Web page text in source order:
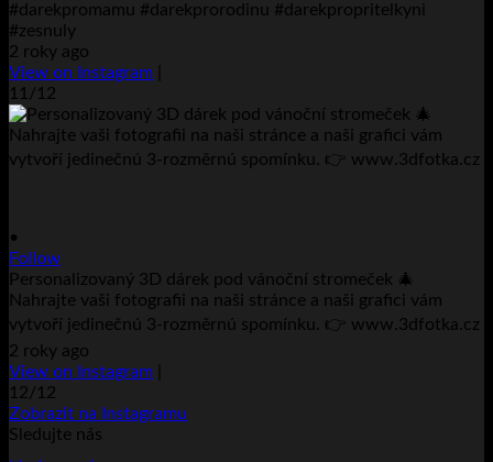
#darekpromamu #darekprorodinu #darekpropritelkyni
#zesnuly
2 roky ago
View on Instagram
11/12
•
Follow
Personalizovaný 3D dárek pod vánoční stromeček 🎄
Nahrajte vaši fotografii na naši stránce a naši grafici vám
vytvoří jedinečnú 3-rozměrnú spomínku. 👉 www.3dfotka.cz
2 roky ago
View on Instagram
12/12
Zobrazit na Instagramu
Sledujte nás